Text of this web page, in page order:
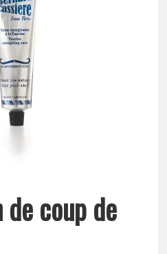
coup de